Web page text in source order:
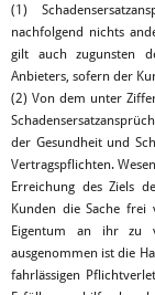
(1)
nachfolgend nichts
gilt auch zugunsten
Anbieters, sofern der
(2) Von dem unter
der Gesundheit und
Vertragspflichten.
Erreichung des Ziels
Kunden die Sache frei
Eigentum an ihr zu
ausgenommen ist die
fahrlässigen